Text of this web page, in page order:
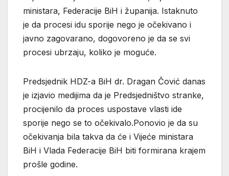
ministara, Federacije BiH i županija. Istaknuto
je da procesi idu sporije nego je očekivano i
javno zagovarano, dogovoreno je da se svi
procesi ubrzaju, koliko je moguće.
Predsjednik HDZ-a BiH dr. Dragan Čović danas
je izjavio medijima da je Predsjedništvo stranke,
procijenilo da proces uspostave vlasti ide
sporije nego se to očekivalo.Ponovio je da su
očekivanja bila takva da će i Vijeće ministara
BiH i Vlada Federacije BiH biti formirana krajem
prošle godine.